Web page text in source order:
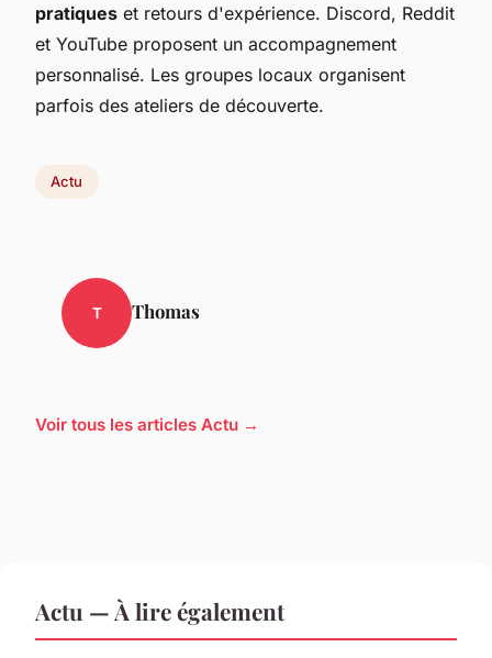
pratiques et retours d'expérience. Discord, Reddit
et YouTube proposent un accompagnement
personnalisé. Les groupes locaux organisent
parfois des ateliers de découverte.
Actu
T Thomas
Voir tous les articles Actu →
Actu — À lire également